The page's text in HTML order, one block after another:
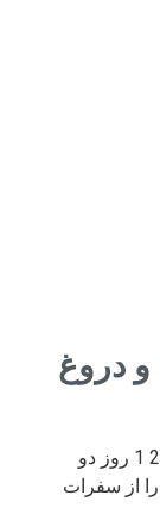
و دروغ
چهارشنبه 31 شهریور 89 / 22 سپتامبر 2010 1 روز دو
را از سفرات